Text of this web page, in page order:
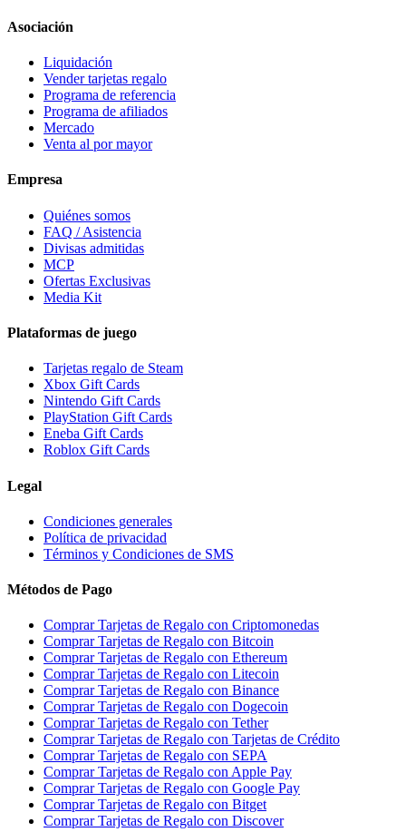
Asociación
Liquidación
Vender tarjetas regalo
Programa de referencia
Programa de afiliados
Mercado
Venta al por mayor
Empresa
Quiénes somos
FAQ / Asistencia
Divisas admitidas
MCP
Ofertas Exclusivas
Media Kit
Plataformas de juego
Tarjetas regalo de Steam
Xbox Gift Cards
Nintendo Gift Cards
PlayStation Gift Cards
Eneba Gift Cards
Roblox Gift Cards
Legal
Condiciones generales
Política de privacidad
Términos y Condiciones de SMS
Métodos de Pago
Comprar Tarjetas de Regalo con Criptomonedas
Comprar Tarjetas de Regalo con Bitcoin
Comprar Tarjetas de Regalo con Ethereum
Comprar Tarjetas de Regalo con Litecoin
Comprar Tarjetas de Regalo con Binance
Comprar Tarjetas de Regalo con Dogecoin
Comprar Tarjetas de Regalo con Tether
Comprar Tarjetas de Regalo con Tarjetas de Crédito
Comprar Tarjetas de Regalo con SEPA
Comprar Tarjetas de Regalo con Apple Pay
Comprar Tarjetas de Regalo con Google Pay
Comprar Tarjetas de Regalo con Bitget
Comprar Tarjetas de Regalo con Discover